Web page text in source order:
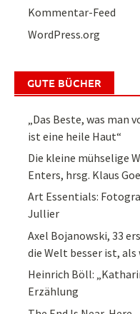
Kommentar-Feed
WordPress.org
GUTE BÜCHER
„Das Beste, was man
ist eine heile Haut“
Die kleine mühselige
Enters, hrsg. Klaus
Art Essentials:
Jullier
Axel Bojanowski, 33
die Welt besser ist, als
Heinrich Böll:
Erzählung